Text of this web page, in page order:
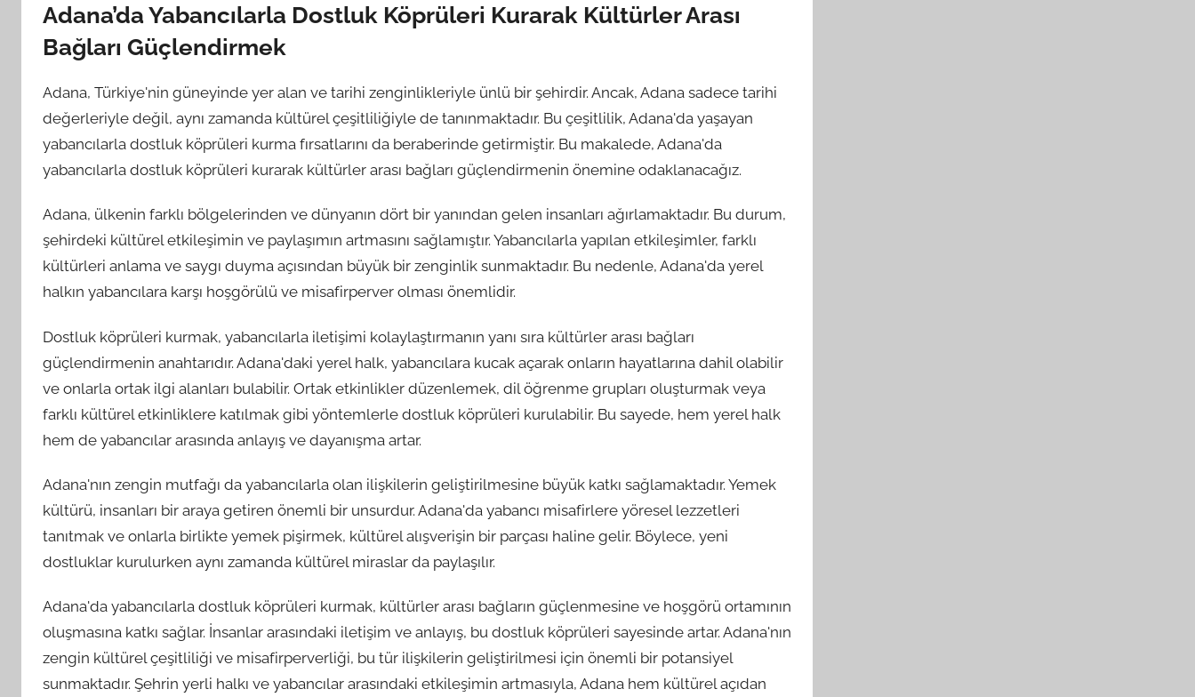
Adana’da Yabancılarla Dostluk Köprüleri Kurarak Kültürler Arası
Bağları Güçlendirmek
Adana, Türkiye'nin güneyinde yer alan ve tarihi zenginlikleriyle ünlü bir şehirdir. Ancak, Adana sadece tarihi
değerleriyle değil, aynı zamanda kültürel çeşitliliğiyle de tanınmaktadır. Bu çeşitlilik, Adana'da yaşayan
yabancılarla dostluk köprüleri kurma fırsatlarını da beraberinde getirmiştir. Bu makalede, Adana'da
yabancılarla dostluk köprüleri kurarak kültürler arası bağları güçlendirmenin önemine odaklanacağız.
Adana, ülkenin farklı bölgelerinden ve dünyanın dört bir yanından gelen insanları ağırlamaktadır. Bu durum,
şehirdeki kültürel etkileşimin ve paylaşımın artmasını sağlamıştır. Yabancılarla yapılan etkileşimler, farklı
kültürleri anlama ve saygı duyma açısından büyük bir zenginlik sunmaktadır. Bu nedenle, Adana'da yerel
halkın yabancılara karşı hoşgörülü ve misafirperver olması önemlidir.
Dostluk köprüleri kurmak, yabancılarla iletişimi kolaylaştırmanın yanı sıra kültürler arası bağları
güçlendirmenin anahtarıdır. Adana'daki yerel halk, yabancılara kucak açarak onların hayatlarına dahil olabilir
ve onlarla ortak ilgi alanları bulabilir. Ortak etkinlikler düzenlemek, dil öğrenme grupları oluşturmak veya
farklı kültürel etkinliklere katılmak gibi yöntemlerle dostluk köprüleri kurulabilir. Bu sayede, hem yerel halk
hem de yabancılar arasında anlayış ve dayanışma artar.
Adana'nın zengin mutfağı da yabancılarla olan ilişkilerin geliştirilmesine büyük katkı sağlamaktadır. Yemek
kültürü, insanları bir araya getiren önemli bir unsurdur. Adana'da yabancı misafirlere yöresel lezzetleri
tanıtmak ve onlarla birlikte yemek pişirmek, kültürel alışverişin bir parçası haline gelir. Böylece, yeni
dostluklar kurulurken aynı zamanda kültürel miraslar da paylaşılır.
Adana'da yabancılarla dostluk köprüleri kurmak, kültürler arası bağların güçlenmesine ve hoşgörü ortamının
oluşmasına katkı sağlar. İnsanlar arasındaki iletişim ve anlayış, bu dostluk köprüleri sayesinde artar. Adana'nın
zengin kültürel çeşitliliği ve misafirperverliği, bu tür ilişkilerin geliştirilmesi için önemli bir potansiyel
sunmaktadır. Şehrin yerli halkı ve yabancılar arasındaki etkileşimin artmasıyla, Adana hem kültürel açıdan